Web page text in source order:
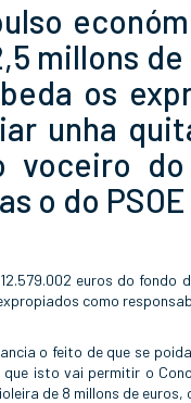
millons
os
unha
voceiro
o do
euros do
como
o feito de que se
isto vai permitir o
de 8 millons de